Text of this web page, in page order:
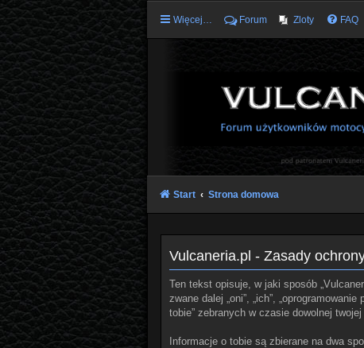
Więcej… Forum Zloty FAQ
Start Strona domowa
Vulcaneria.pl - Zasady
Ten tekst opisuje, w jaki sposób
zwane dalej „oni”, „ich”,
tobie” zebranych w czasie dowolnej twojej
Informacje o tobie są zbierane na dwa